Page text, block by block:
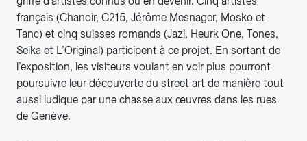
français (Chanoir, C215, Jérôme Mesnager, Mosko et
Tanc) et cinq suisses romands (Jazi, Heurk One, Tones,
Seika et L’Original) participent à ce projet. En sortant de
l’exposition, les visiteurs voulant en voir plus pourront
poursuivre leur découverte du street art de manière tout
aussi ludique par une chasse aux œuvres dans les rues
de Genève.